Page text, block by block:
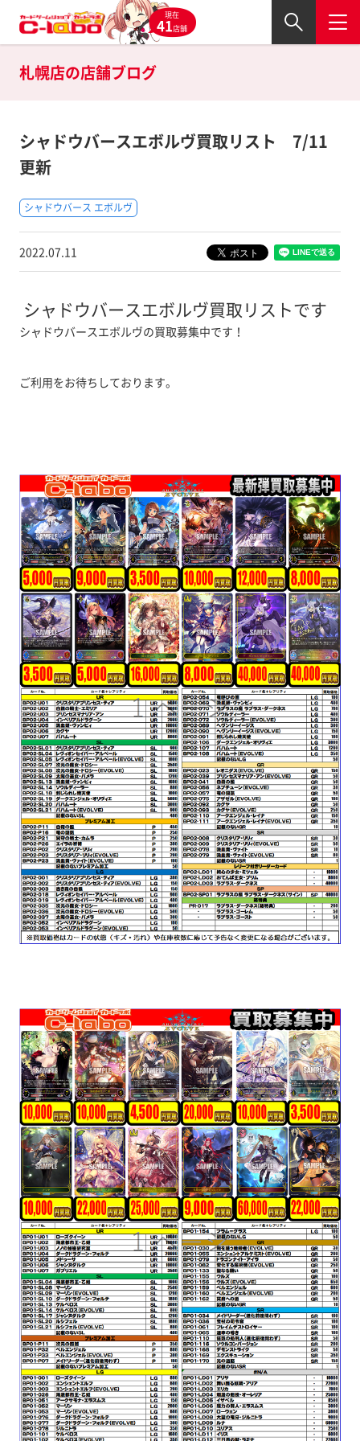
現在
41店舗
札幌店の店舗ブログ
シャドウバースエボルヴ買取リスト 7/11
更新
シャドウバース エボルヴ
2022.07.11
シャドウバースエボルヴ買取リストです
シャドウバースエボルヴの買取募集中です！
ご利用をお待ちしております。